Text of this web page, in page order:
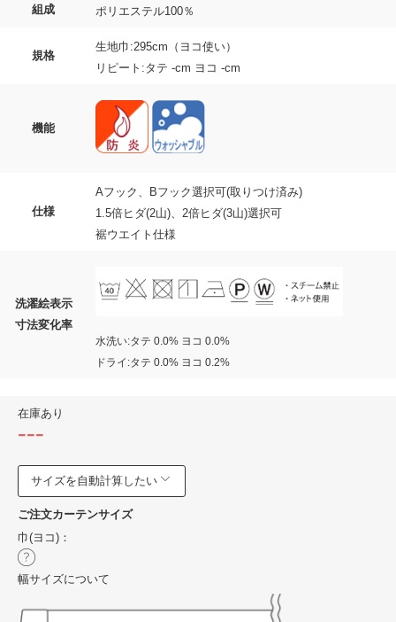
組成 ポリエステル100％
規格
生地巾:295cm（ヨコ使い）
リピート:タテ -cm ヨコ -cm
機能
仕様
Aフック、Bフック選択可(取りつけ済み)
1.5倍ヒダ(2山)、2倍ヒダ(3山)選択可
裾ウエイト仕様
洗濯絵表示
寸法変化率
水洗い:タテ 0.0% ヨコ 0.0%
ドライ:タテ 0.0% ヨコ 0.2%
在庫あり
---
サイズを自動計算したい
ご注文カーテンサイズ
巾(ヨコ)：
幅サイズについて